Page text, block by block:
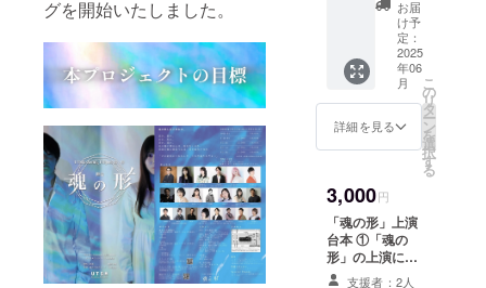
グを開始いたしました。
ロゴア
クリル
キーホ
ルダー
(デザイ
ンサイ
ズ
7cm×4
cm)
SM
Acting
Project
」「魂
の形」
のロゴ
お届
け予
定：
2025
年06
月
詳細を見る
こ
の
リ
タ
ー
ン
を
選
択
す
る
3,000円
「魂の形」上演
台本 ①「魂の
形」の上演に使
用する台本とな
支援者：2人